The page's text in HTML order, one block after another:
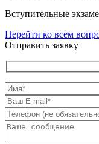
Вступительные
Перейти ко всем
Отправить заявку